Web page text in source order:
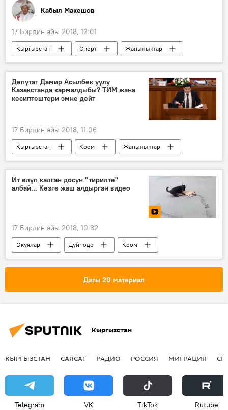
Кабыл Макешов
17 Бирдин айы 2018, 12:01
Кыргызстан Спорт
Жаңылыктар
Түштүк Корея
Евгений Тимофеев
Олимпиадалык оюндар
Депутат Дамир Асылбек уулу
Казакстанда кармалдыбы? ТИМ жана
кесиптештери эмне дейт
17 Бирдин айы 2018, 11:06
Кыргызстан Коом
Жаңылыктар
Казакстан
Дамирбек Асылбек уулу
кармоо
Ит өлүп калган досун "тирилте"
албай... Көзгө жаш алдырган видео
17 Бирдин айы 2018, 10:32
Окуялар Дүйнөдө
Коом
Мультимедиа
Видео
Видеоклуб
Дагы 20 материал
Кыргызстан
КЫРГЫЗСТАН САЯСАТ РАДИО РОССИЯ МИГРАЦИЯ
Telegram VK ТikТоk Rutube